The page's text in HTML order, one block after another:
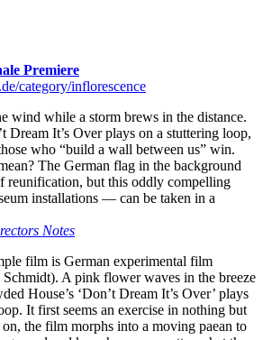
Premiere
category/inflorescence
wind while a storm brews in the distance.
Dream It’s Over plays on a stuttering loop,
who “build a wall between us” win.
The German flag in the background
reunification, but this oddly compelling
installations — can be taken in a
Notes
film is German experimental film
A pink flower waves in the breeze
House’s ‘Don’t Dream It’s Over’ plays
It first seems an exercise in nothing but
the film morphs into a moving paean to